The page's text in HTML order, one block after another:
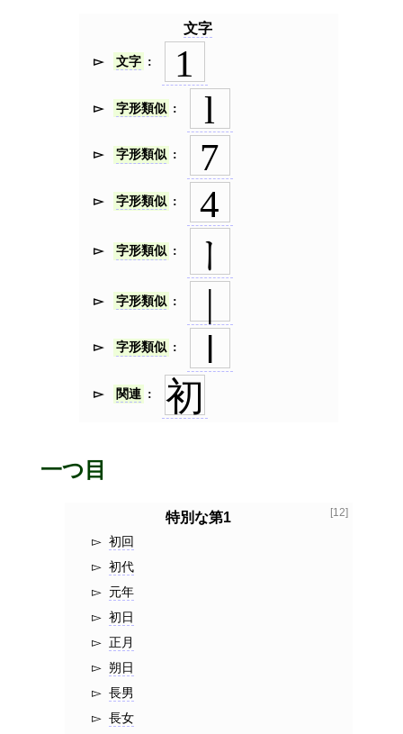
文字
文字 1
字形類似 l
字形類似 7
字形類似 4
字形類似 ー
字形類似 |
字形類似 𝍷
関連 初
一つ目
[12]
特別な第1
初回
初代
元年
初日
正月
朔日
長男
長女